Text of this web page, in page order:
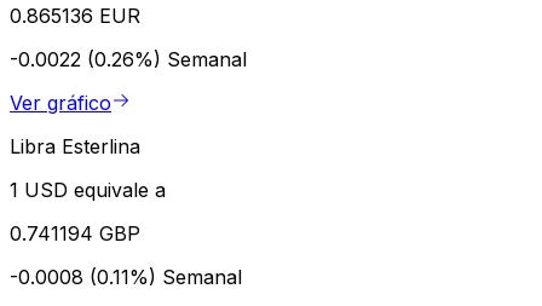
0.865136 EUR
-0.0022 (0.26%) Semanal
Ver gráfico
Libra Esterlina
1 USD equivale a
0.741194 GBP
-0.0008 (0.11%) Semanal